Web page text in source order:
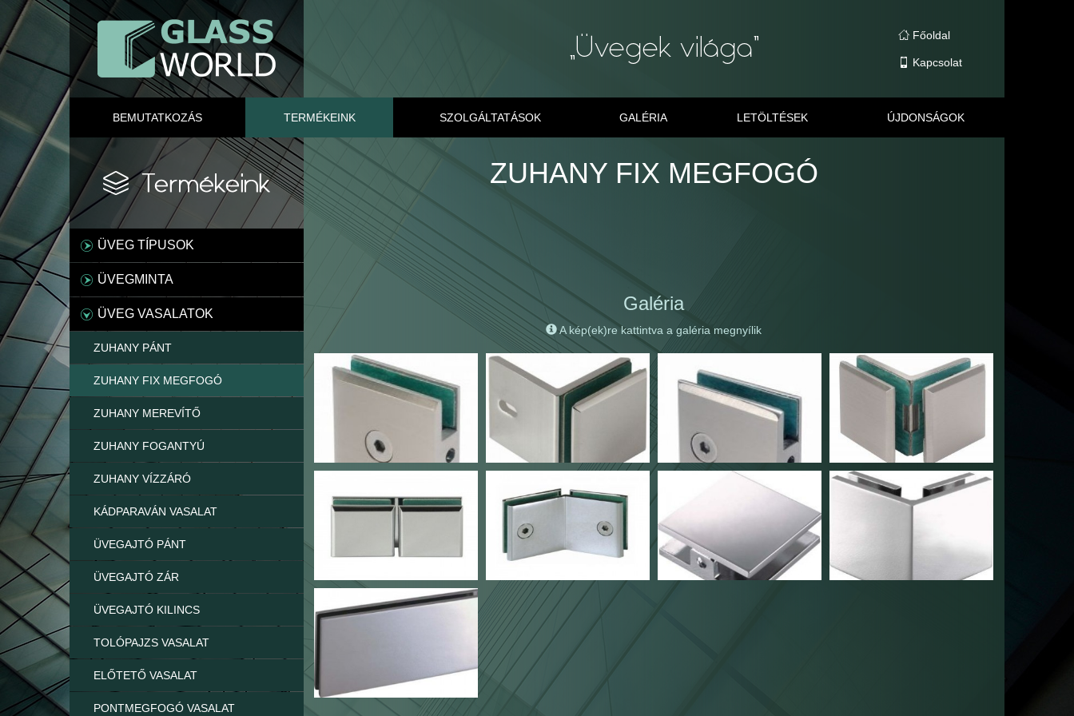
Főoldal
Kapcsolat
BEMUTATKOZÁS TERMÉKEINK SZOLGÁLTATÁSOK GALÉRIA LETÖLTÉSEK ÚJDONSÁGOK
ÜVEG TÍPUSOK
ÜVEGMINTA
ÜVEG VASALATOK
ZUHANY PÁNT
ZUHANY FIX MEGFOGÓ
ZUHANY MEREVÍTŐ
ZUHANY FOGANTYÚ
ZUHANY VÍZZÁRÓ
KÁDPARAVÁN VASALAT
ÜVEGAJTÓ PÁNT
ÜVEGAJTÓ ZÁR
ÜVEGAJTÓ KILINCS
TOLÓPAJZS VASALAT
ELŐTETŐ VASALAT
PONTMEGFOGÓ VASALAT
ZUHANY FIX MEGFOGÓ
Galéria
A kép(ek)re kattintva a galéria megnyílik